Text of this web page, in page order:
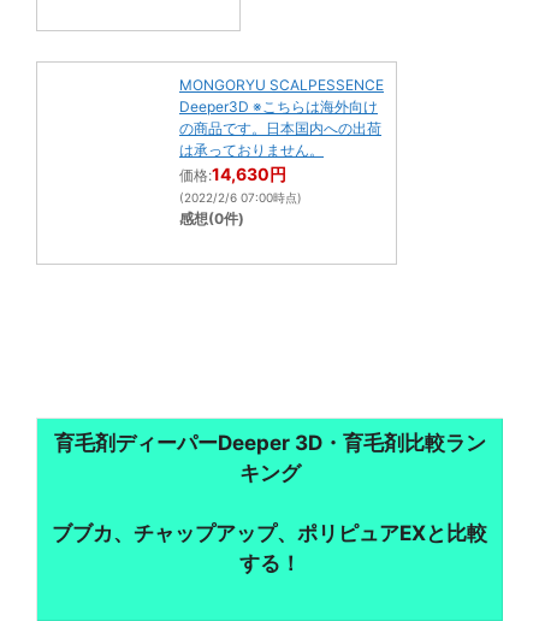
MONGORYU SCALPESSENCE
Deeper3D ※こちらは海外向け
の商品です。日本国内への出荷
は承っておりません。
価格:14,630円
(2022/2/6 07:00時点)
感想(0件)
育毛剤ディーパーDeeper 3D・育毛剤比較ラン
キング
ブブカ、チャップアップ、ポリピュアEXと比較
する！